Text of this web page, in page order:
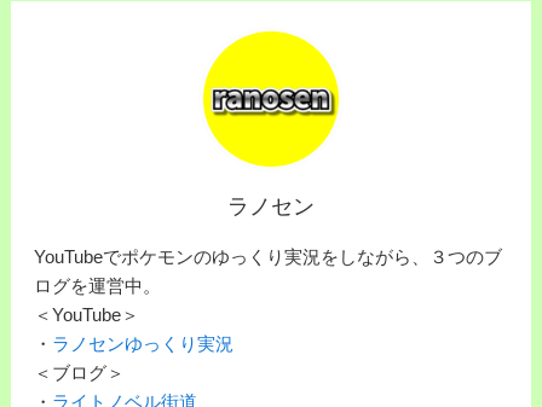
ラノセン
YouTubeでポケモンのゆっくり実況をしながら、３つのブ
ログを運営中。
＜YouTube＞
・ ラノセンゆっくり実況
＜ブログ＞
・ ライトノベル街道